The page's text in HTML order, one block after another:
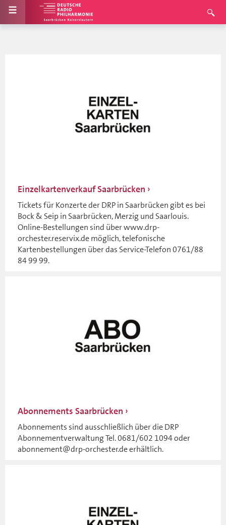
Einzelkartenverkauf Saarbrücken
Tickets für Konzerte der DRP in Saarbrücken gibt es bei
Bock & Seip in Saarbrücken, Merzig und Saarlouis.
Online-Bestellungen sind über www.drp-
orchester.reservix.de möglich, telefonische
Kartenbestellungen über das Service-Telefon 0761/88
84 99 99.
Abonnements Saarbrücken
Abonnements sind ausschließlich über die DRP
Abonnementverwaltung Tel. 0681/602 1094 oder
abonnement@drp-orchester.de erhältlich.